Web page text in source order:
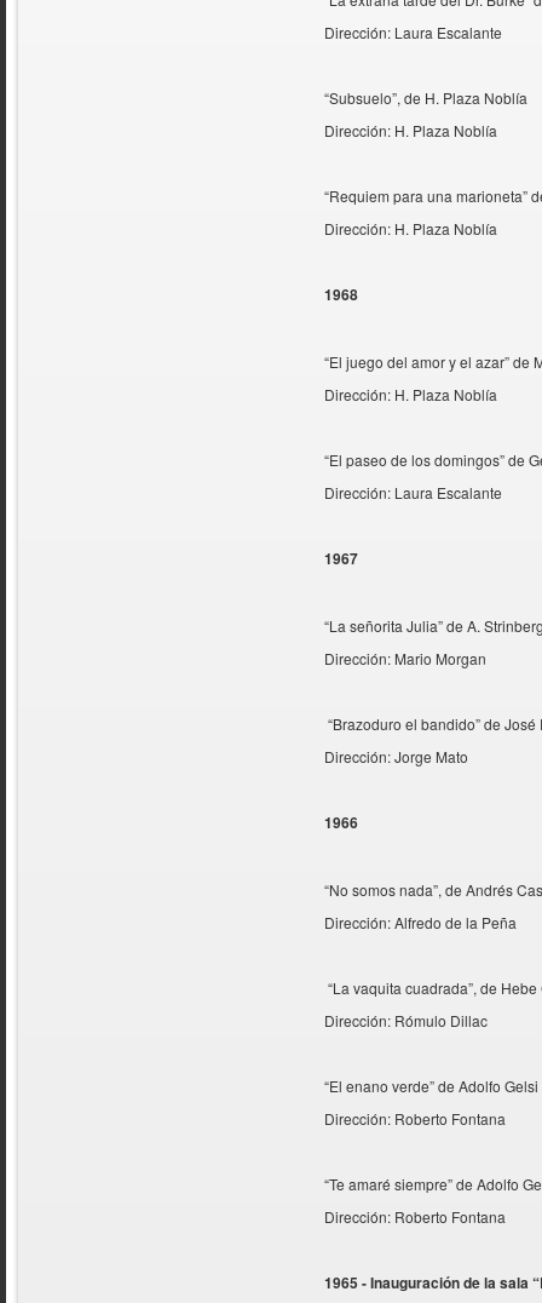
Dirección: Laura Escalante
“Subsuelo”, de H. Plaza
Dirección: H. Plaza Noblía
“Requiem para una marioneta”
Dirección: H. Plaza Noblía
1968
“El juego del amor y el azar” de
Dirección: H. Plaza Noblía
“El paseo de los domingos” de
Dirección: Laura Escalante
1967
“La señorita Julia” de A.
Dirección: Mario Morgan
“Brazoduro el bandido” de José
Dirección: Jorge Mato
1966
“No somos nada”, de Andrés
Dirección: Alfredo de la Peña
“La vaquita cuadrada”, de Hebe
Dirección: Rómulo Dillac
“El enano verde” de Adolfo
Dirección: Roberto Fontana
“Te amaré siempre” de Adolfo
Dirección: Roberto Fontana
1965 - Inauguración de la sala